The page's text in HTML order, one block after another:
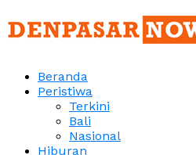
Beranda
Peristiwa
Terkini
Bali
Nasional
Hiburan